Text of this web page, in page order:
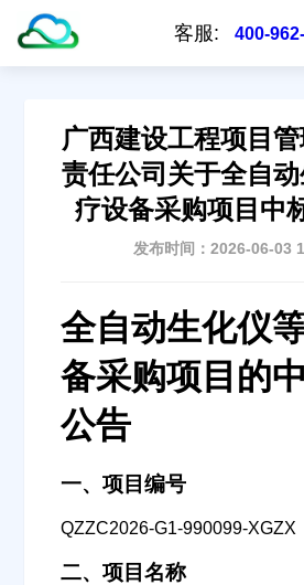
客服: 400-
广西建设工程项目
责任公司关于全自
疗设备采购项目中
发布时间：2026-06-03
全自动生化仪
备采购项目的
公告
一、项目编号
QZZC2026-G1-990099-XGZX
二、项目名称